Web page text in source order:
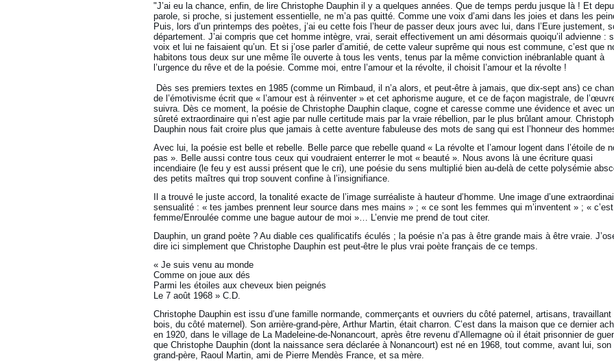
"J’ai eu la chance, enfin, de lire Christophe Dauphin il y a quelques années. Que de temps perdu jusque là ! Et
parole, si proche, si justement essentielle, ne m’a pas quitté. Comme une voix d’ami dans les joies et dans les
Puis, lors d’un printemps des poètes, j’ai eu cette fois l’heur de passer deux jours avec lui, dans l’Eure justement,
département. J’ai compris que cet homme intègre, vrai, serait effectivement un ami désormais quoiqu’il advienne :
voix et lui ne faisaient qu’un. Et si j’ose parler d’amitié, de cette valeur suprême qui nous est commune, c’est que
habitons tous deux sur une même île ouverte à tous les vents, tenus par la même conviction inébranlable quant à
l’urgence du rêve et de la poésie. Comme moi, entre l’amour et la révolte, il choisit l’amour et la révolte !
Dès ses premiers textes en 1985 (comme un Rimbaud, il n’a alors, et peut-être à jamais, que dix-sept ans) ce
de l’émotivisme écrit que « l’amour est à réinventer » et cet aphorisme augure, et ce de façon magistrale, de
suivra. Dès ce moment, la poésie de Christophe Dauphin claque, cogne et caresse comme une évidence et avec
sûreté extraordinaire qui n’est agie par nulle certitude mais par la vraie rébellion, par le plus brûlant amour.
Dauphin nous fait croire plus que jamais à cette aventure fabuleuse des mots de sang qui est l’honneur des
Avec lui, la poésie est belle et rebelle. Belle parce que rebelle quand « La révolte et l’amour logent dans l’étoile de
pas ». Belle aussi contre tous ceux qui voudraient enterrer le mot « beauté ». Nous avons là une écriture quasi
incendiaire (le feu y est aussi présent que le cri), une poésie du sens multiplié bien au-delà de cette polysémie
des petits maîtres qui trop souvent confine à l’insignifiance.
Il a trouvé le juste accord, la tonalité exacte de l’image surréaliste à hauteur d’homme. Une image d’une
sensualité : « tes jambes prennent leur source dans mes mains » ; « ce sont les femmes qui m’inventent » ; «
femme/Enroulée comme une bague autour de moi »… L’envie me prend de tout citer.
Dauphin, un grand poète ? Au diable ces qualificatifs éculés ; la poésie n’a pas à être grande mais à être vraie.
dire ici simplement que Christophe Dauphin est peut-être le plus vrai poète français de ce temps.
« Je suis venu au monde
Comme on joue aux dés
Parmi les étoiles aux cheveux bien peignés
Le 7 août 1968 » C.D.
Christophe Dauphin est issu d’une famille normande, commerçants et ouvriers du côté paternel, artisans, travaillant
bois, du côté maternel). Son arrière-grand-père, Arthur Martin, était charron. C’est dans la maison que ce dernier
en 1920, dans le village de La Madeleine-de-Nonancourt, après être revenu d’Allemagne où il était prisonnier de
que Christophe Dauphin (dont la naissance sera déclarée à Nonancourt) est né en 1968, tout comme, avant lui, son
grand-père, Raoul Martin, ami de Pierre Mendès France, et sa mère.